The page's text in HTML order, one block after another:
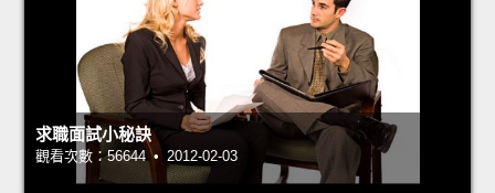
求職面試小秘訣
觀看次數：56644 • 2012-02-03